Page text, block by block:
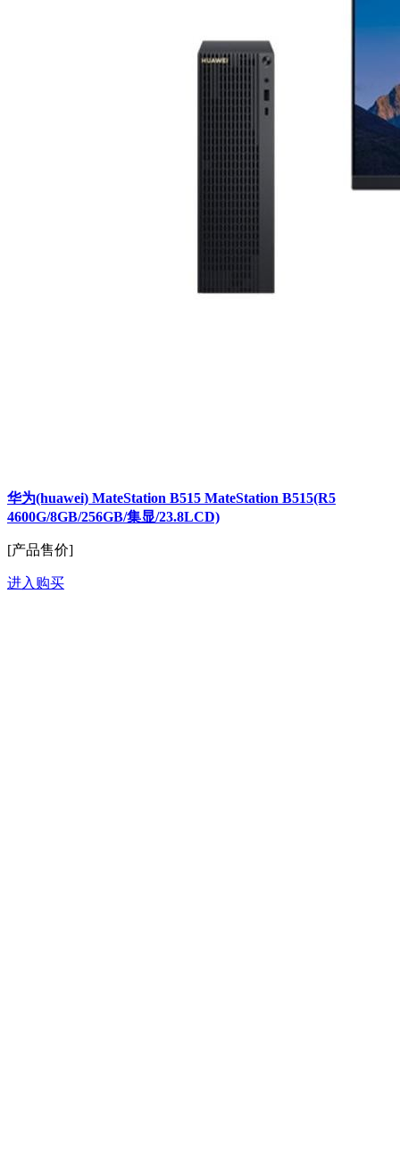
华为(huawei) MateStation B515 MateStation B515(R5
4600G/8GB/256GB/集显/23.8LCD)
[产品售价]
进入购买